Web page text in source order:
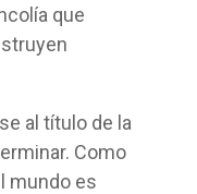
que
al título de la
Como
mundo es